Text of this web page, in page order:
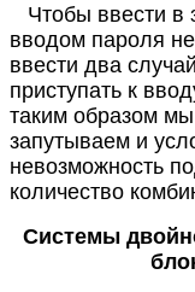
Чтобы ввести в
вводом пароля
ввести два
приступать к
таким образом
запутываем и
невозможность
количество
Системы